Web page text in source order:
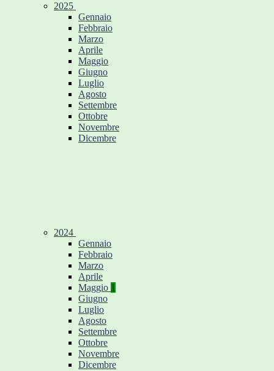
2025
Gennaio
Febbraio
Marzo
Aprile
Maggio
Giugno
Luglio
Agosto
Settembre
Ottobre
Novembre
Dicembre
2024
Gennaio
Febbraio
Marzo
Aprile
Maggio 1
Giugno
Luglio
Agosto
Settembre
Ottobre
Novembre
Dicembre